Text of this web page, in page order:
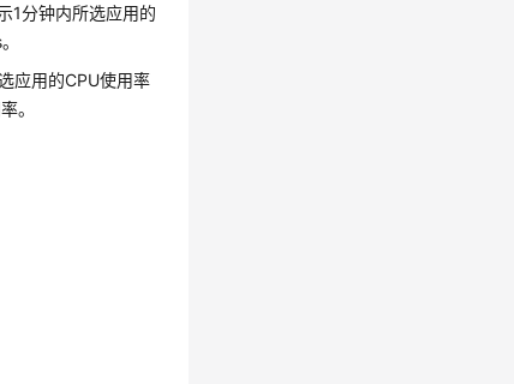
1分钟内所选应用的
应用的CPU使用率
。